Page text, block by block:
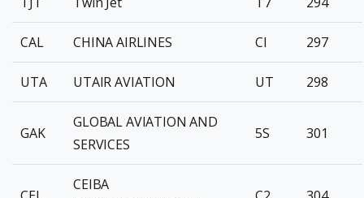
CAL CHINA AIRLINES CI 297
UTA UTAIR AVIATION UT 298
GAK
GLOBAL AVIATION AND
SERVICES
5S 301
CEIBA